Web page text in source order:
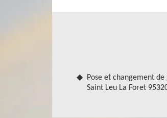
besoins et demandes en
entreprise Robert gouttière
nettoyage de gouttière dans
Pose et changement
Saint Leu La Foret